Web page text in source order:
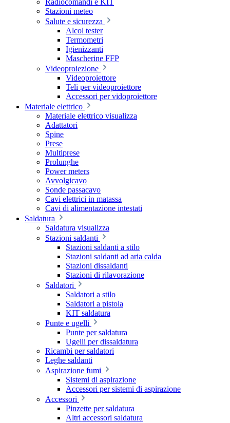
Radiocomandi e KIT
Stazioni meteo
Salute e sicurezza
Alcol tester
Termometri
Igienizzanti
Mascherine FFP
Videoproiezione
Videoproiettore
Teli per videoproiettore
Accessori per vidoproiettore
Materiale elettrico
Materiale elettrico visualizza
Adattatori
Spine
Prese
Multiprese
Prolunghe
Power meters
Avvolgicavo
Sonde passacavo
Cavi elettrici in matassa
Cavi di alimentazione intestati
Saldatura
Saldatura visualizza
Stazioni saldanti
Stazioni saldanti a stilo
Stazioni saldanti ad aria calda
Stazioni dissaldanti
Stazioni di rilavorazione
Saldatori
Saldatori a stilo
Saldatori a pistola
KIT saldatura
Punte e ugelli
Punte per saldatura
Ugelli per dissaldatura
Ricambi per saldatori
Leghe saldanti
Aspirazione fumi
Sistemi di aspirazione
Accessori per sistemi di aspirazione
Accessori
Pinzette per saldatura
Altri accessori saldatura